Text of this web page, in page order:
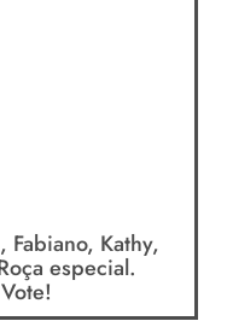
Fabiano, Kathy,
especial.